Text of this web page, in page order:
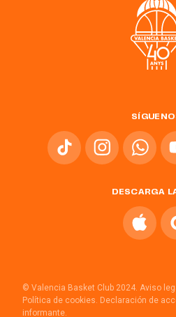
DESCARGA
© Valencia Basket Club 2024. Aviso
Política de cookies. Declaración de
informante.